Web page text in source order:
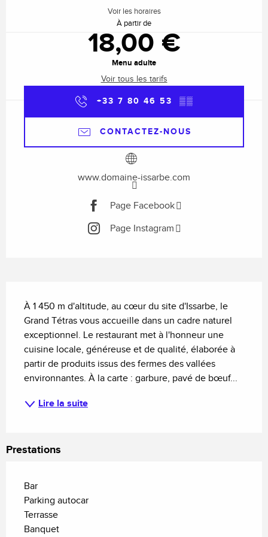
Voir les horaires
À partir de
18,00 €
Menu adulte
Voir tous les tarifs
+33 7 80 46 53 ▒▒
CONTACTEZ-NOUS
www.domaine-issarbe.com
Page Facebook
Page Instagram
À 1 450 m d'altitude, au cœur du site d'Issarbe, le
Grand Tétras vous accueille dans un cadre naturel
exceptionnel. Le restaurant met à l'honneur une
cuisine locale, généreuse et de qualité, élaborée à
partir de produits issus des fermes des vallées
environnantes. À la carte : garbure, pavé de bœuf...
Lire la suite
Prestations
Bar
Parking autocar
Terrasse
Banquet